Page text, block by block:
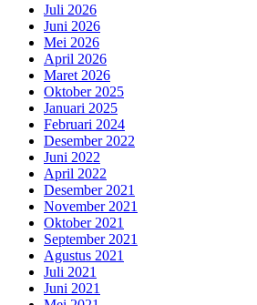
Juli 2026
Juni 2026
Mei 2026
April 2026
Maret 2026
Oktober 2025
Januari 2025
Februari 2024
Desember 2022
Juni 2022
April 2022
Desember 2021
November 2021
Oktober 2021
September 2021
Agustus 2021
Juli 2021
Juni 2021